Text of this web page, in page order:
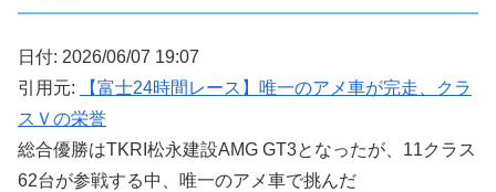
日付: 2026/06/07 19:07
引用元:
【富士24時間レース】唯一のアメ車が完走、クラ
スＶの栄誉
総合優勝はTKRI松永建設AMG GT3となったが、11クラス
62台が参戦する中、唯一のアメ車で挑んだ